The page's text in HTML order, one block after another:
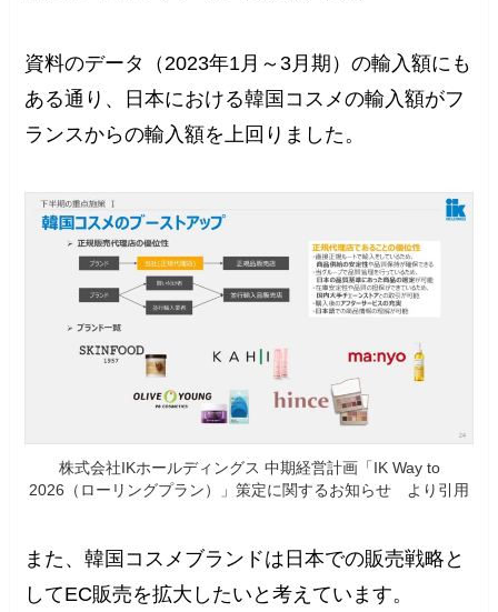
資料のデータ（2023年1月～3月期）の輸入額にも
ある通り、日本における韓国コスメの輸入額がフ
ランスからの輸入額を上回りました。
株式会社IKホールディングス 中期経営計画「IK Way to
2026（ローリングプラン）」策定に関するお知らせ より引用
また、韓国コスメブランドは日本での販売戦略と
してEC販売を拡大したいと考えています。